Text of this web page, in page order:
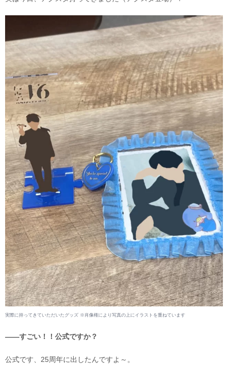
実際に持ってきていただいたグッズ ※肖像権により写真の上にイラストを重ねています
――すごい！！公式ですか？
公式です、25周年に出したんですよ～。